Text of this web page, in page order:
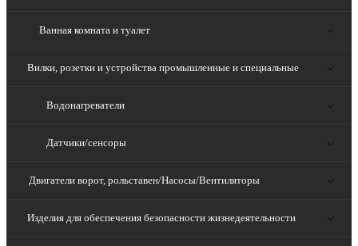
Ванная комната и туалет
Вилки, розетки и устройства промышленные и специальные
Водонагреватели
Датчики/сенсоры
Двигатели ворот, рольставен/Насосы/Вентиляторы
Изделия для обеспечения безопасности жизнедеятельности